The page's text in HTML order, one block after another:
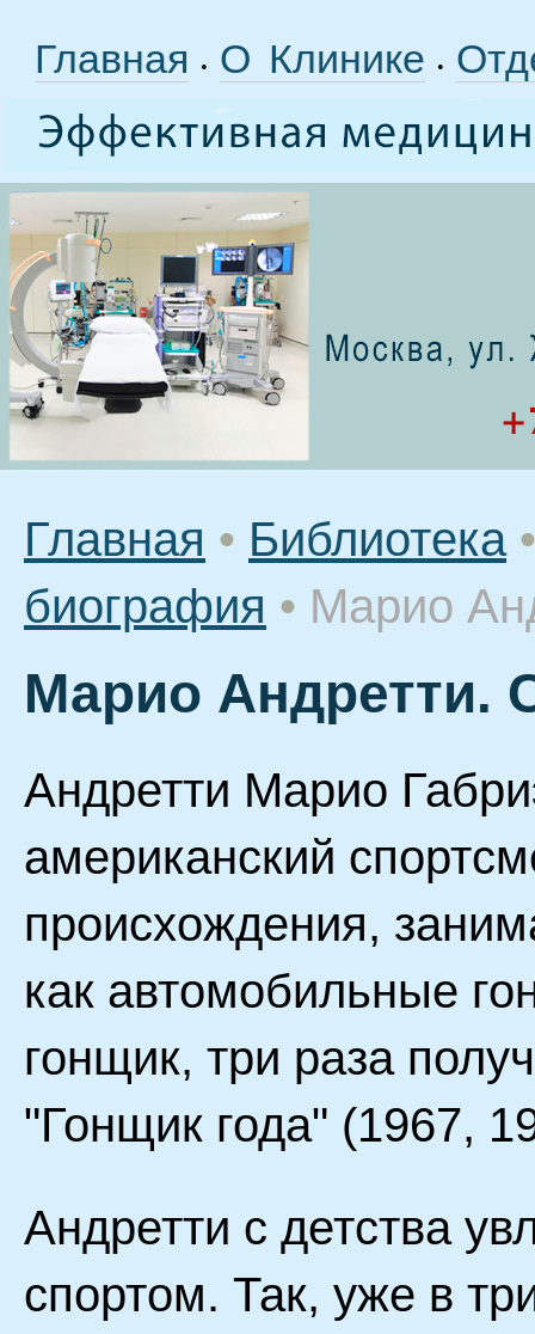
Главная • О Клинике •
Главная • Библиотека •
биография • Марио
Марио Андретти.
Андретти Марио
американский
происхождения,
как автомобильные
гонщик, три раза
"Гонщик года" (1967,
Андретти с детства
спортом. Так, уже в